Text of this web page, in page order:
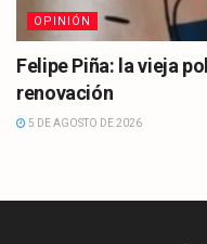
OPINIÓN
Felipe Piña: la vieja
renovación
5 DE AGOSTO DE 2026